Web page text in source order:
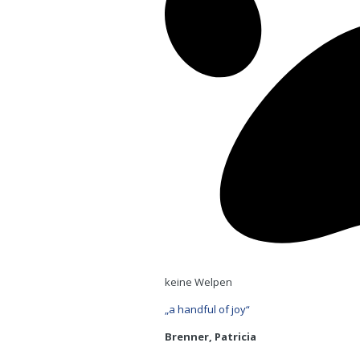
keine Welpen
„a handful of joy“
Brenner, Patricia